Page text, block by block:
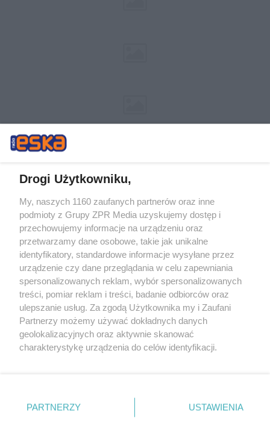
Żaden utwór zamieszczony w serwisie nie może być powielany i
rozpowszechniany lub dalej rozpowszechniany w jakikolwiek sposób (w
tym także elektroniczny lub mechaniczny) na jakimkolwiek polu
eksploatacji w jakiejkolwiek formie, włącznie z umieszczaniem w
Internecie bez pisemnej zgody właściciela praw. Jakiekolwiek użycie lub
wykorzystanie utworów w całości lub w części z naruszeniem prawa,
tzn. bez właściwej zgody, jest zabronione pod groźbą kary i może być
ścigane prawnie.
Drogi Użytkowniku,
My, naszych 1160 zaufanych partnerów oraz inne
podmioty z Grupy ZPR Media uzyskujemy dostęp i
przechowujemy informacje na urządzeniu oraz
przetwarzamy dane osobowe, takie jak unikalne
identyfikatory, standardowe informacje wysyłane przez
urządzenie czy dane przeglądania w celu zapewniania
spersonalizowanych reklam, wybór spersonalizowanych
treści, pomiar reklam i treści, badanie odbiorców oraz
ulepszanie usług. Za zgodą Użytkownika my i Zaufani
Partnerzy możemy używać dokładnych danych
geolokalizacyjnych oraz aktywnie skanować
charakterystykę urządzenia do celów identyfikacji.
zmienić/wycofać klikając przycisk ustawień prywatności
znajdujący się w lewym dolnym rogu strony
PARTNERZY USTAWIENIA